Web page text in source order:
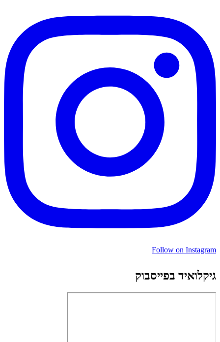
Follow on Instagram
גיקלואיד בפייסבוק